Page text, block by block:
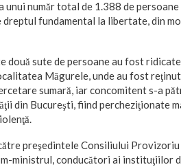
unui număr total de 1.388 de
fundamental la libertate, din
două sute de persoane au fost
Măgurele, unde au fost
sumară, iar concomitent s-a
din Bucureşti, fiind percheziţionate
preşedintele Consiliului
ministrul, conducători ai instituţiilor